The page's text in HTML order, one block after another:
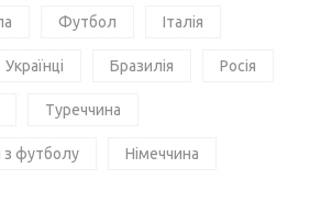
Футбол Італія
Українці Бразилія Росія
Туреччина
з футболу Німеччина